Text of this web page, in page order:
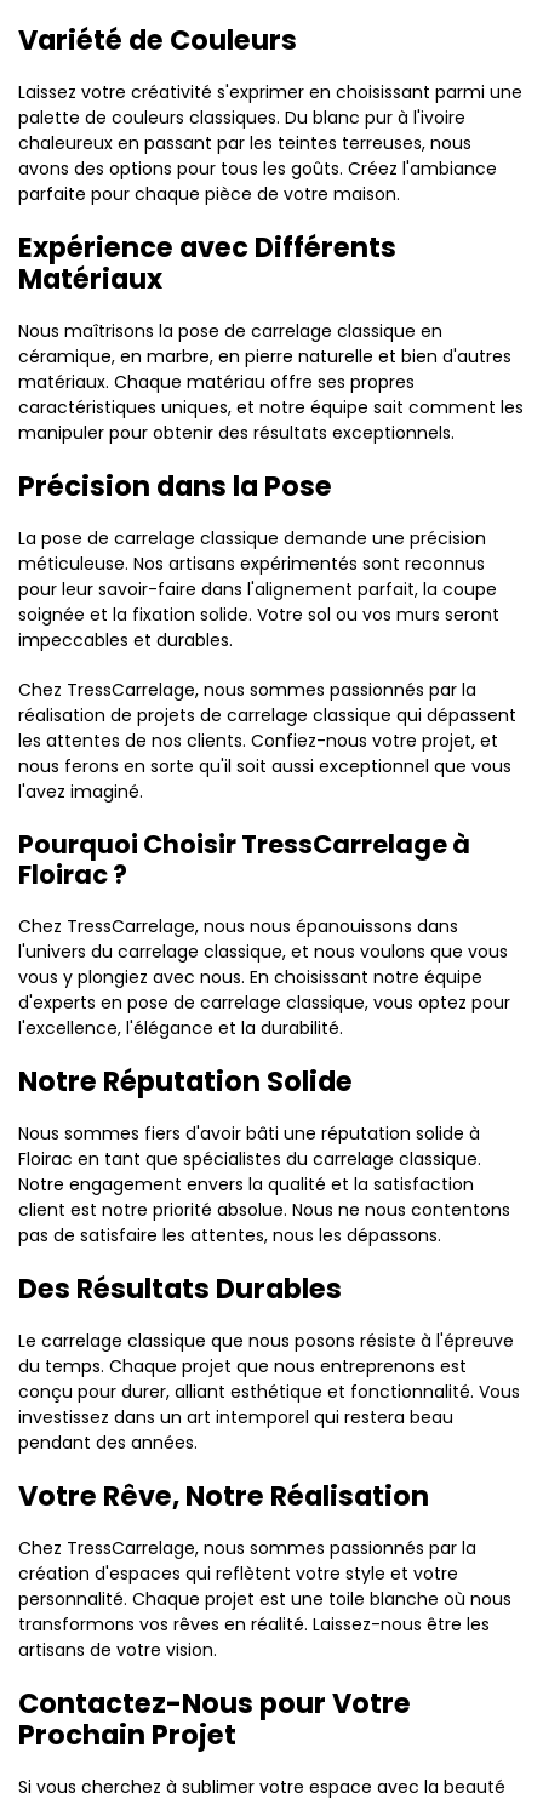
Variété de Couleurs
Laissez votre créativité s'exprimer en choisissant parmi une
palette de couleurs classiques. Du blanc pur à l'ivoire
chaleureux en passant par les teintes terreuses, nous
avons des options pour tous les goûts. Créez l'ambiance
parfaite pour chaque pièce de votre maison.
Expérience avec Différents
Matériaux
Nous maîtrisons la pose de carrelage classique en
céramique, en marbre, en pierre naturelle et bien d'autres
matériaux. Chaque matériau offre ses propres
caractéristiques uniques, et notre équipe sait comment les
manipuler pour obtenir des résultats exceptionnels.
Précision dans la Pose
La pose de carrelage classique demande une précision
méticuleuse. Nos artisans expérimentés sont reconnus
pour leur savoir-faire dans l'alignement parfait, la coupe
soignée et la fixation solide. Votre sol ou vos murs seront
impeccables et durables.
Chez TressCarrelage, nous sommes passionnés par la
réalisation de projets de carrelage classique qui dépassent
les attentes de nos clients. Confiez-nous votre projet, et
nous ferons en sorte qu'il soit aussi exceptionnel que vous
l'avez imaginé.
Pourquoi Choisir TressCarrelage à
Floirac ?
Chez TressCarrelage, nous nous épanouissons dans
l'univers du carrelage classique, et nous voulons que vous
vous y plongiez avec nous. En choisissant notre équipe
d'experts en pose de carrelage classique, vous optez pour
l'excellence, l'élégance et la durabilité.
Notre Réputation Solide
Nous sommes fiers d'avoir bâti une réputation solide à
Floirac en tant que spécialistes du carrelage classique.
Notre engagement envers la qualité et la satisfaction
client est notre priorité absolue. Nous ne nous contentons
pas de satisfaire les attentes, nous les dépassons.
Des Résultats Durables
Le carrelage classique que nous posons résiste à l'épreuve
du temps. Chaque projet que nous entreprenons est
conçu pour durer, alliant esthétique et fonctionnalité. Vous
investissez dans un art intemporel qui restera beau
pendant des années.
Votre Rêve, Notre Réalisation
Chez TressCarrelage, nous sommes passionnés par la
création d'espaces qui reflètent votre style et votre
personnalité. Chaque projet est une toile blanche où nous
transformons vos rêves en réalité. Laissez-nous être les
artisans de votre vision.
Contactez-Nous pour Votre
Prochain Projet
Si vous cherchez à sublimer votre espace avec la beauté